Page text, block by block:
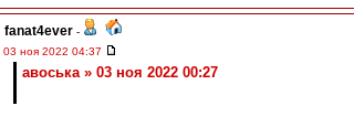
fanat4ever -
03 ноя 2022 04:37
авоська » 03 ноя 2022 00:27